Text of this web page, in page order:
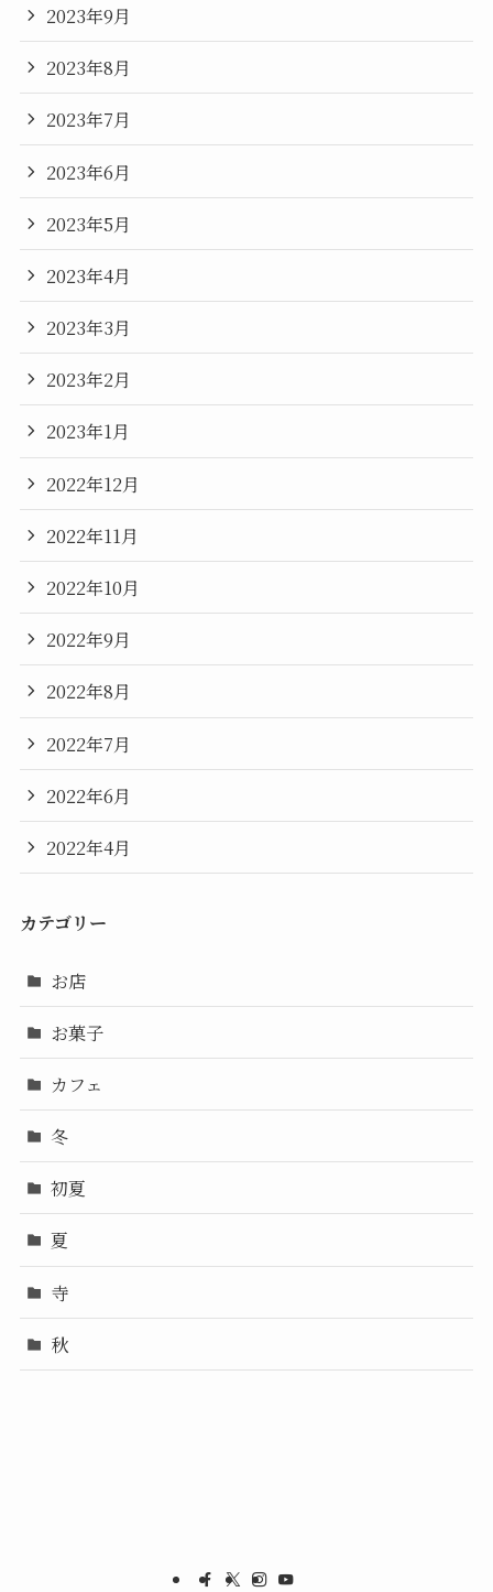
2023年9月
2023年8月
2023年7月
2023年6月
2023年5月
2023年4月
2023年3月
2023年2月
2023年1月
2022年12月
2022年11月
2022年10月
2022年9月
2022年8月
2022年7月
2022年6月
2022年4月
カテゴリー
お店
お菓子
カフェ
冬
初夏
夏
寺
秋